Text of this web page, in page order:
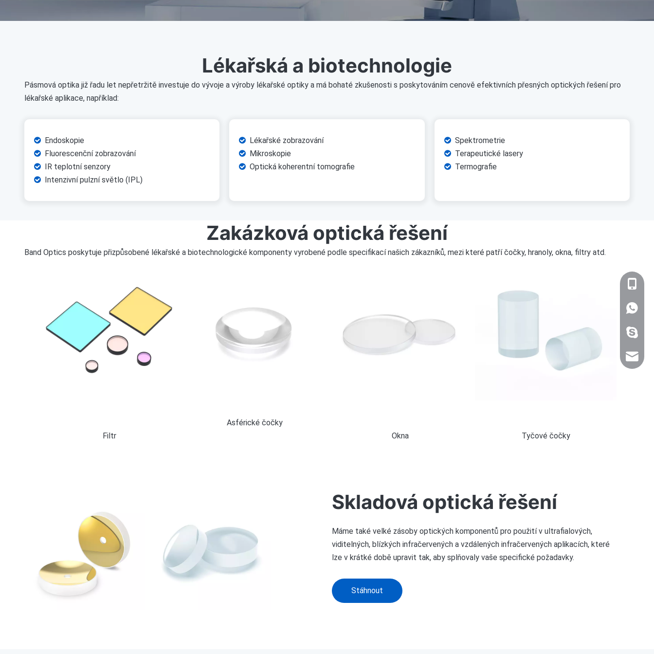
Lékařská a biotechnologie
Pásmová optika již řadu let nepřetržitě investuje do vývoje a výroby lékařské optiky a má bohaté zkušenosti s poskytováním cenově efektivních přesných optických řešení pro
lékařské aplikace, například:
 Endoskopie
 Fluorescenční zobrazování
 IR teplotní senzory
 Intenzivní pulzní světlo (IPL)
 Lékařské zobrazování
 Mikroskopie
 Optická koherentní tomografie
Spektrometrie
Terapeutické lasery
 Termografie
Zakázková optická řešení
Band Optics poskytuje přizpůsobené lékařské a biotechnologické komponenty vyrobené podle specifikací našich zákazníků, mezi které patří čočky, hranoly, okna, filtry atd.
Filtr Tyčové čočky
Skladová optická řešení
Máme také velké zásoby optických komponentů pro použití v ultrafialových,
viditelných, blízkých infračervených a vzdálených infračervených aplikacích, které
lze v krátké době upravit tak, aby splňovaly vaše specifické požadavky.
Stáhnout
+86-
+86